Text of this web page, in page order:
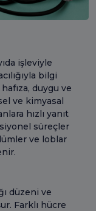
işleviyle
bilgi
duygu ve
ve kimyasal
hızlı yanıt
süreçler
ve loblar
düzeni ve
Farklı hücre